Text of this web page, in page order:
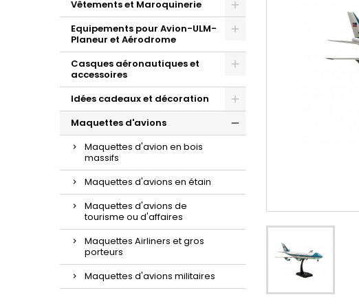
Vêtements et Maroquinerie
Equipements pour Avion-ULM-
Planeur et Aérodrome
Casques aéronautiques et
accessoires
Idées cadeaux et décoration
Maquettes d'avions
Maquettes d'avion en bois
massifs
Maquettes d'avions en étain
Maquettes d'avions de
tourisme ou d'affaires
Maquettes Airliners et gros
porteurs
Maquettes d'avions militaires